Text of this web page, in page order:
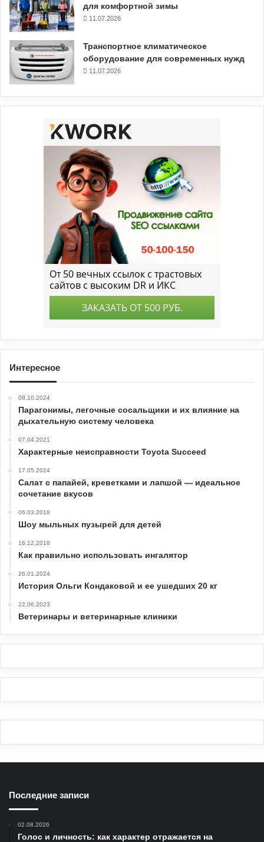
для комфортной зимы
11.07.2026
Транспортное климатическое
оборудование для современных нужд
11.07.2026
Интересное
08.10.2024
Парагонимы, легочные сосальщики и их влияние на
дыхательную систему человека
07.04.2021
Характерные неисправности Toyota Succeed
17.05.2024
Салат с папайей, креветками и лапшой — идеальное
сочетание вкусов
06.03.2018
Шоу мыльных пузырей для детей
16.12.2018
Как правильно использовать ингалятор
26.01.2024
История Ольги Кондаковой и ее ушедших 20 кг
22.06.2023
Ветеринары и ветеринарные клиники
Последние записи
02.08.2026
Голос и личность: как характер отражается на